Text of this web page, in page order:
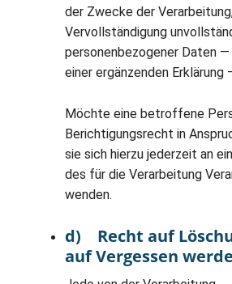
der Zwecke der
Vervollständigung
personenbezogener Daten
einer ergänzenden Erklärung
Möchte eine betroffene
Berichtigungsrecht in
sie sich hierzu jederzeit an
des für die Verarbeitung
wenden.
d) Recht auf
auf Vergessen